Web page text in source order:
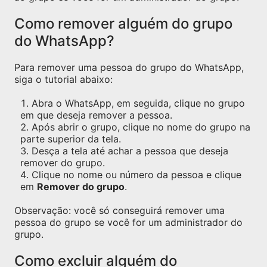
Como remover alguém do grupo
do WhatsApp?
Para remover uma pessoa do grupo do WhatsApp,
siga o tutorial abaixo:
Abra o WhatsApp, em seguida, clique no grupo
em que deseja remover a pessoa.
Após abrir o grupo, clique no nome do grupo na
parte superior da tela.
Desça a tela até achar a pessoa que deseja
remover do grupo.
Clique no nome ou número da pessoa e clique
em Remover do grupo.
Observação: você só conseguirá remover uma
pessoa do grupo se você for um administrador do
grupo.
Como excluir alguém do